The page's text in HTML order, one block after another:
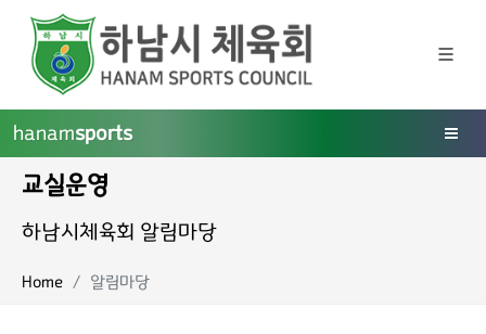
hanamsports
교실운영
하남시체육회 알림마당
Home 알림마당